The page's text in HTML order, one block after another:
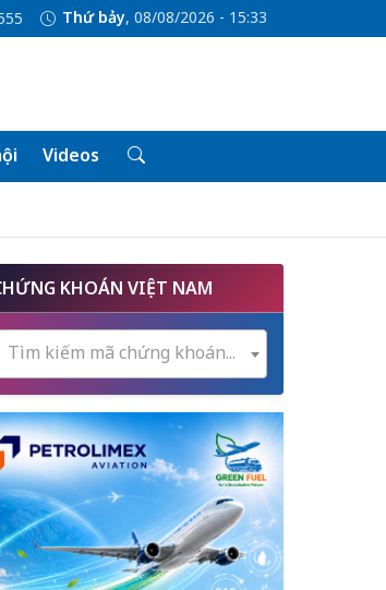
Thứ bảy, 08/08/2026 - 15:33
Videos
KHOÁN VIỆT NAM
Tìm kiếm mã chứng khoán...